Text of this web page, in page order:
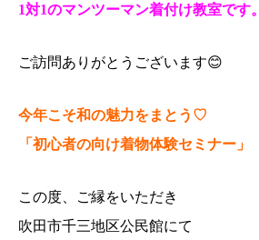
1対1のマンツーマン着付け教室です。
ご訪問ありがとうございます😊
今年こそ和の魅力をまとう♡
「初心者の向け着物体験セミナー」
この度、ご縁をいただき
吹田市千三地区公民館にて